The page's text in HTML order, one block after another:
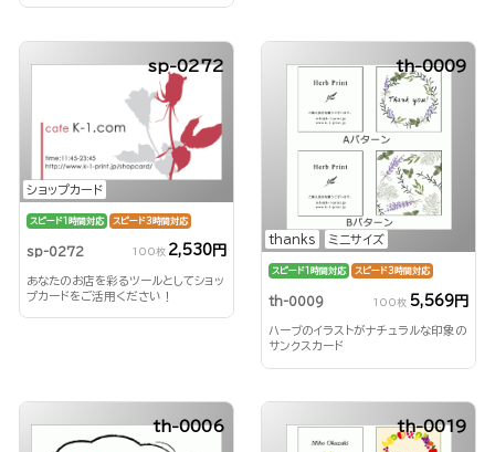
ショップカード
sp-0272
スピード1時間対応 スピード3時間対応
sp-0272 100枚 2,530円
あなたのお店を彩るツールとしてショッ
プカードをご活用ください！
thanks ミニサイズ
th-0009
スピード1時間対応 スピード3時間対応
th-0009 100枚 5,569円
ハーブのイラストがナチュラルな印象の
サンクスカード
th-0006 th-0019